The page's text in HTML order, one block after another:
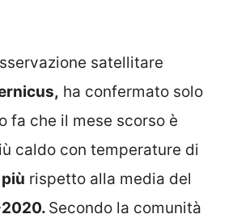
satellitare
ha confermato solo
fa che il mese scorso è
caldo con temperature di
rispetto alla media del
Secondo la comunità